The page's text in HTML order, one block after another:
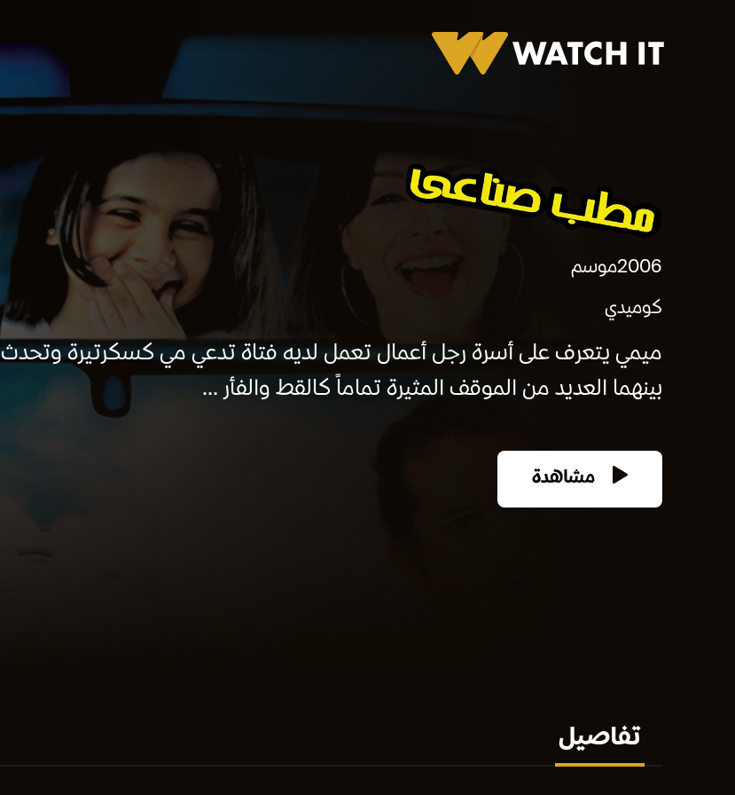
2006موسم
كوميدي
ميمي يتعرف على أسرة رجل أعمال تعمل لديه فتاة تدعي مي كسكرتيرة وتحدث
بينهما العديد من الموقف المثيرة تماماً كالقط والفأر ...
مشاهدة
تفاصيل